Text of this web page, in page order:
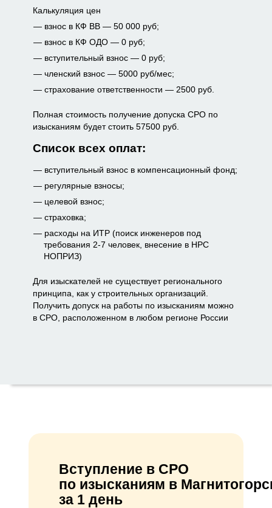
Калькуляция цен
взнос в КФ ВВ — 50 000 руб;
взнос в КФ ОДО — 0 руб;
вступительный взнос — 0 руб;
членский взнос — 5000 руб/мес;
страхование ответственности — 2500 руб.
Полная стоимость получение допуска СРО по
изысканиям будет стоить 57500 руб.
Список всех оплат:
вступительный взнос в компенсационный фонд;
регулярные взносы;
целевой взнос;
страховка;
расходы на ИТР (поиск инженеров под
требования 2-7 человек, внесение в НРС
НОПРИЗ)
Для изыскателей не существует регионального
принципа, как у строительных организаций.
Получить допуск на работы по изысканиям можно
в СРО, расположенном в любом регионе России
Вступление в СРО
по изысканиям в
за 1 день